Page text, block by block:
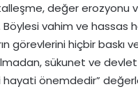
değer erozyonu
Böylesi vahim ve hassas
görevlerini hiçbir baskı
sükunet ve
önemdedir”